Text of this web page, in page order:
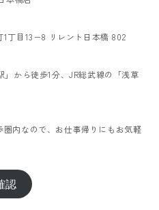
1丁目13−8 リレント日本橋 802
から徒歩1分、JR総武線の「浅草
ので、お仕事帰りにもお気軽
認